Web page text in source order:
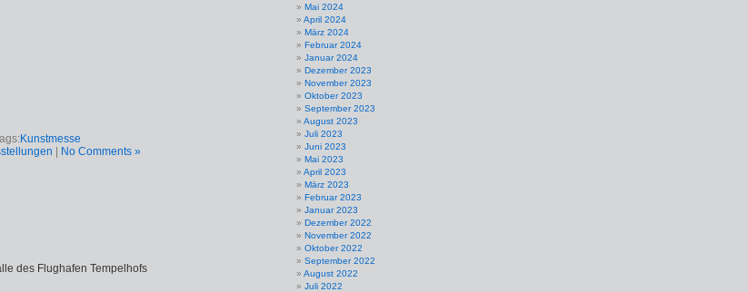
Kunstmesse
No Comments »
des Flughafen Tempelhofs
Mai 2024
April 2024
März 2024
Februar 2024
Januar 2024
Dezember 2023
November 2023
Oktober 2023
September 2023
August 2023
Juli 2023
Juni 2023
Mai 2023
April 2023
März 2023
Februar 2023
Januar 2023
Dezember 2022
November 2022
Oktober 2022
September 2022
August 2022
Juli 2022